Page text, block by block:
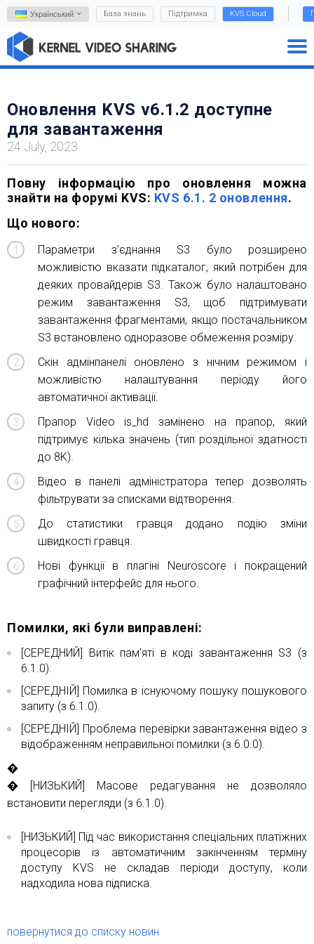
Український База знань Підтримка KVS Cloud
Оновлення KVS v6.1.2 доступне
для завантаження
24 July, 2023
Повну інформацію про оновлення можна
знайти на форумі KVS: KVS 6.1. 2 оновлення.
Що нового:
Параметри з’єднання S3 було розширено
можливістю вказати підкаталог, який потрібен для
деяких провайдерів S3. Також було налаштовано
режим завантаження S3, щоб підтримувати
завантаження фрагментами, якщо постачальником
S3 встановлено одноразове обмеження розміру.
Скін адмінпанелі оновлено з нічним режимом і
можливістю налаштування періоду його
автоматичної активації.
Прапор Video is_hd замінено на прапор, який
підтримує кілька значень (тип роздільної здатності
до 8K).
Відео в панелі адміністратора тепер дозволять
фільтрувати за списками відтворення.
До статистики гравця додано подію зміни
швидкості гравця.
Нові функції в плагіні Neuroscore і покращений
графічний інтерфейс для нього.
Помилки, які були виправлені:
[СЕРЕДНИЙ] Витік пам'яті в коді завантаження S3 (з
6.1.0).
[СЕРЕДНІЙ] Помилка в існуючому пошуку пошукового
запиту (з 6.1.0).
[СЕРЕДНІЙ] Проблема перевірки завантаження відео з
відображенням неправильної помилки (з 6.0.0).
�
� [НИЗЬКИЙ] Масове редагування не дозволяло
встановити перегляди (з 6.1.0).
[НИЗЬКИЙ] Під час використання спеціальних платіжних
процесорів із автоматичним закінченням терміну
доступу KVS не складав періоди доступу, коли
надходила нова підписка.
повернутися до списку новин